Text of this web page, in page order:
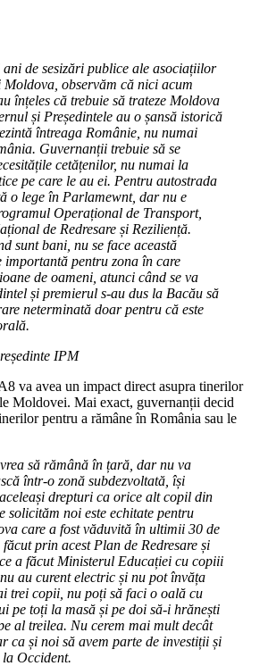
de sesizări publice ale asociațiilor
observăm că nici acum
înțeles că trebuie să trateze Moldova
și Președintele au o șansă istorică
întreaga Românie, nu numai
Guvernanții trebuie să se
cetățenilor, nu numai la
pe care le au ei. Pentru autostrada
o lege în Parlamewnt, dar nu e
Operațional de Transport,
de Redresare și Reziliență.
sunt bani, nu se face această
importantă pentru zona în care
de oameni, atunci când se va
și premierul s-au dus la Bacău să
neterminată doar pentru că este
IPM
va avea un impact direct asupra tinerilor
Moldovei. Mai exact, guvernanții decid
pentru a rămâne în România sau le
să rămână în țară, dar nu va
într-o zonă subdezvoltată, își
drepturi ca orice alt copil din
solicităm noi este echitate pentru
care a fost văduvită în ultimii 30 de
prin acest Plan de Redresare și
a făcut Ministerul Educației cu copiii
au curent electric și nu pot învăța
trei copii, nu poți să faci o oală cu
pe toți la masă și pe doi să-i hrănești
al treilea. Nu cerem mai mult decât
ca și noi să avem parte de investiții și
Occident.